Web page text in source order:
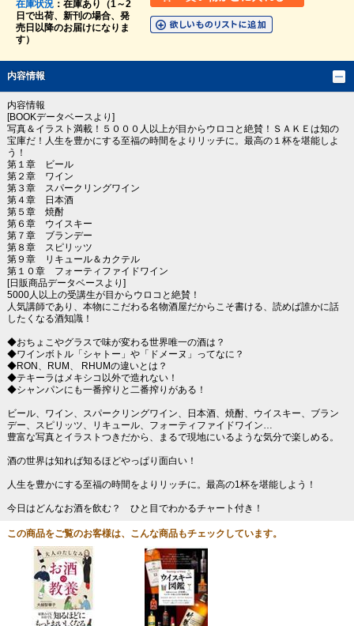
在庫状況：在庫あり（1～2
日で出荷、新刊の場合、発
売日以降のお届けになりま
す）
内容情報
内容情報
[BOOKデータベースより]
写真＆イラスト満載！５０００人以上が目からウロコと絶賛！ＳＡＫＥは知の
宝庫だ！人生を豊かにする至福の時間をよりリッチに。最高の１杯を堪能しよ
う！
第１章 ビール
第２章 ワイン
第３章 スパークリングワイン
第４章 日本酒
第５章 焼酎
第６章 ウイスキー
第７章 ブランデー
第８章 スピリッツ
第９章 リキュール＆カクテル
第１０章 フォーティファイドワイン
[日販商品データベースより]
5000人以上の受講生が目からウロコと絶賛！
人気講師であり、本物にこだわる名物酒屋だからこそ書ける、読めば誰かに話
したくなる酒知識！
◆おちょこやグラスで味が変わる世界唯一の酒は？
◆ワインボトル「シャトー」や「ドメーヌ」ってなに？
◆RON、RUM、 RHUMの違いとは？
◆テキーラはメキシコ以外で造れない！
◆シャンパンにも一番搾りと二番搾りがある！
ビール、ワイン、スパークリングワイン、日本酒、焼酎、ウイスキー、ブラン
デー、スピリッツ、リキュール、フォーティファイドワイン…
豊富な写真とイラストつきだから、まるで現地にいるような気分で楽しめる。
酒の世界は知れば知るほどやっぱり面白い！
人生を豊かにする至福の時間をよりリッチに。最高の1杯を堪能しよう！
今日はどんなお酒を飲む？ ひと目でわかるチャート付き！
この商品をご覧のお客様は、こんな商品もチェックしています。